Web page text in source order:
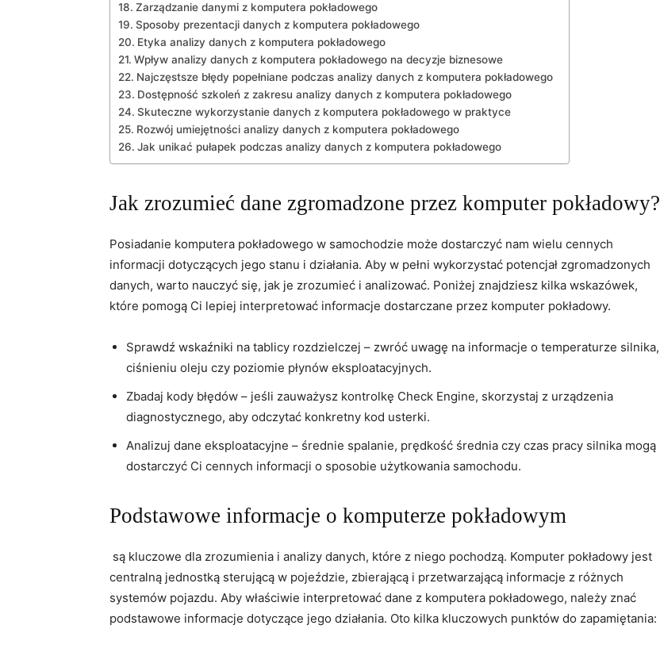
Zarządzanie danymi z komputera pokładowego
Sposoby ‌prezentacji danych z komputera pokładowego
Etyka ⁣analizy danych z komputera pokładowego
Wpływ analizy⁤ danych z komputera pokładowego na ‌decyzje biznesowe
Najczęstsze błędy popełniane podczas analizy danych ⁤z⁣ komputera pokładowego
Dostępność szkoleń z zakresu analizy danych z komputera pokładowego
Skuteczne wykorzystanie danych ⁢z komputera pokładowego w praktyce
Rozwój umiejętności analizy danych z komputera pokładowego
Jak unikać ⁢pułapek podczas analizy danych z komputera pokładowego
Jak zrozumieć dane ‌zgromadzone⁤ przez komputer pokładowy?
Posiadanie komputera pokładowego‌ w samochodzie może dostarczyć ⁤nam wielu cennych
informacji dotyczących jego stanu ​i działania. Aby w ⁣pełni wykorzystać potencjał zgromadzonych
danych, warto nauczyć się, jak je zrozumieć i analizować. Poniżej znajdziesz kilka wskazówek,
które pomogą Ci lepiej interpretować​ informacje dostarczane ⁢przez komputer pokładowy.
Sprawdź wskaźniki na tablicy rozdzielczej – zwróć uwagę na informacje o temperaturze silnika,
ciśnieniu⁤ oleju czy poziomie płynów eksploatacyjnych.
Zbadaj kody błędów – jeśli zauważysz kontrolkę Check Engine, skorzystaj z urządzenia
diagnostycznego,‍ aby ‌odczytać konkretny kod usterki.
Analizuj dane eksploatacyjne – średnie spalanie, prędkość średnia czy czas pracy silnika mogą
dostarczyć Ci cennych ‍informacji⁣ o sposobie użytkowania samochodu.
Podstawowe informacje o‍ komputerze pokładowym
‍ są‍ kluczowe ⁢dla zrozumienia ⁤i analizy danych, które z niego pochodzą. Komputer pokładowy jest
centralną jednostką ​sterującą w pojeździe, zbierającą i przetwarzającą informacje z różnych
systemów pojazdu. Aby ​właściwie interpretować dane z komputera pokładowego, należy znać
podstawowe informacje ​dotyczące jego działania. Oto kilka kluczowych ⁣punktów do zapamiętania: